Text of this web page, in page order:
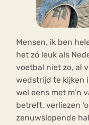
Mensen, ik ben
het zó leuk als
voetbal niet zo, al
wedstrijd te kijken
wel eens met m’n
betreft, verliezen
zenuwslopende